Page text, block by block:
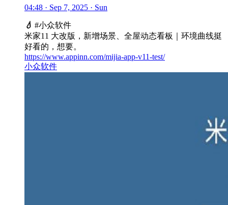
04:48 · Sep 7, 2025 · Sun
💧 #小众软件
米家11 大改版，新增场景、全屋动态看板｜环境曲线挺
好看的，想要。
https://www.appinn.com/mijia-app-v11-test/
小众软件